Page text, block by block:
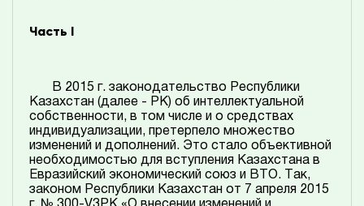
Часть I
В 2015 г. законодательство Республики
Казахстан (далее - РК) об интеллектуальной
собственности, в том числе и о средствах
индивидуализации, претерпело множество
изменений и дополнений. Это стало объективной
необходимостью для вступления Казахстана в
Евразийский экономический союз и ВТО. Так,
законом Республики Казахстан от 7 апреля 2015